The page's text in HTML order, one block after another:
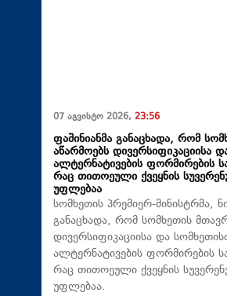
07 აგვისტო 2026, 23:56
ფაშინიანმა განაცხადა, რომ
აწარმოებს დივერსიფიკაციისა
ალტერნატივების ფორმირების
რაც თითოეული ქვეყნის
უფლებაა
სომხეთის პრემიერ-მინისტრმა,
განაცხადა, რომ სომხეთის
დივერსიფიკაციისა და
ალტერნატივების ფორმირების
რაც თითოეული ქვეყნის
უფლებაა.